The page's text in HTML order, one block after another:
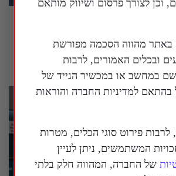
האמריקני בנושא הטיפול
וכן לצורך פרסום ושיווק מותאם
מהווה הסכמה מפורשת
ובכלים האמורים, לרבות
במחשב או במכשיר הנייד של
למדיניות החברה והוראות
לרבות פירוט סוגי הכלים, מטרות
המשתמשים, ניתן לעיין
של החברה, המהווה חלק בלתי